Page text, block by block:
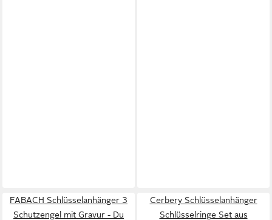
FABACH Schlüsselanhänger 3
Schutzengel mit Gravur - Du
Cerbery Schlüsselanhänger
Schlüsselringe Set aus